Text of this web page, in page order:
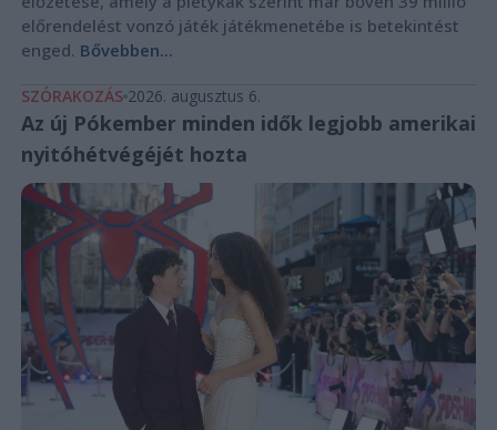
előrendelést vonzó játék játékmenetébe is betekintést
enged. Bővebben...
SZÓRAKOZÁS 2026. augusztus 6.
Az új Pókember minden idők legjobb amerikai
nyitóhétvégéjét hozta